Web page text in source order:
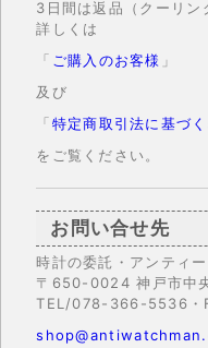
3日間は返品（クーリン
詳しくは
「 ご購入のお客様 」
及び
「特定商取引法に基づ
をご覧ください。
お問い合せ先
時計の委託・アンティ
〒650-0024 神戸市中
TEL/078-366-5536